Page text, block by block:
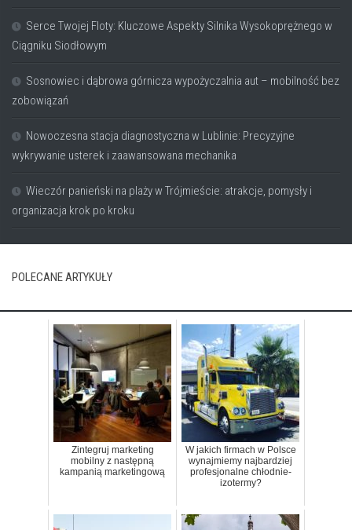
Serce Twojej Floty: Kluczowe Aspekty Silnika Wysokoprężnego w
Ciągniku Siodłowym
Sosnowiec i dąbrowa górnicza wypożyczalnia aut – mobilność bez
zobowiązań
Nowoczesna stacja diagnostyczna w Lublinie: Precyzyjne
wykrywanie usterek i zaawansowana mechanika
Wieczór panieński na plaży w Trójmieście: atrakcje, pomysły i
organizacja krok po kroku
POLECANE ARTYKUŁY
Zintegruj marketing
mobilny z następną
kampanią marketingową
W jakich firmach w Polsce
wynajmiemy najbardziej
profesjonalne chłodnie-
izotermy?